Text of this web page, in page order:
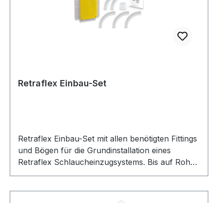
Retraflex Einbau-Set
Retraflex Einbau-Set mit allen benötigten Fittings
und Bögen für die Grundinstallation eines
Retraflex Schlaucheinzugsystems. Bis auf Rohre
und Kleber ist alles dabei. Das Retraflex-System